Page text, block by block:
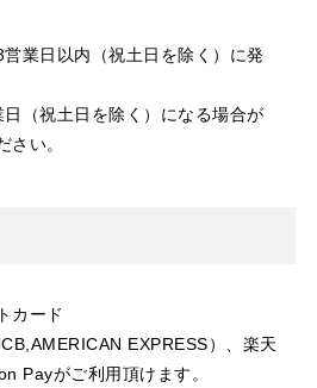
業日以内（祝土日を除く）に発
（祝土日を除く）になる場合が
さい。
カード
EXPRESS）、楽天
Payがご利用頂けます。